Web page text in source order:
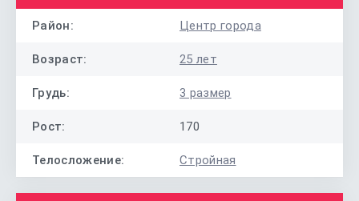
Район: Центр города
Возраст: 25 лет
Грудь: 3 размер
Рост: 170
Телосложение: Стройная